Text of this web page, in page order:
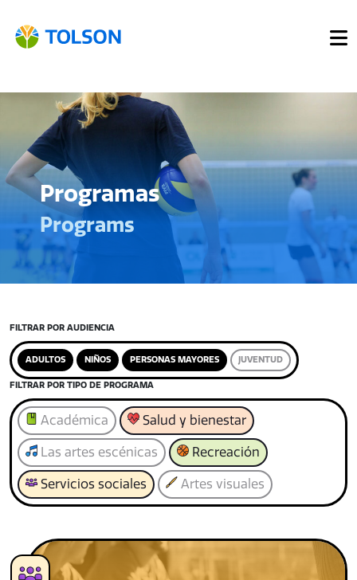
Programas
Programs
FILTRAR POR AUDIENCIA
ADULTOS NIÑOS PERSONAS MAYORES JUVENTUD
FILTRAR POR TIPO DE PROGRAMA
Académica Salud y bienestar
Las artes escénicas Recreación
Servicios sociales Artes visuales